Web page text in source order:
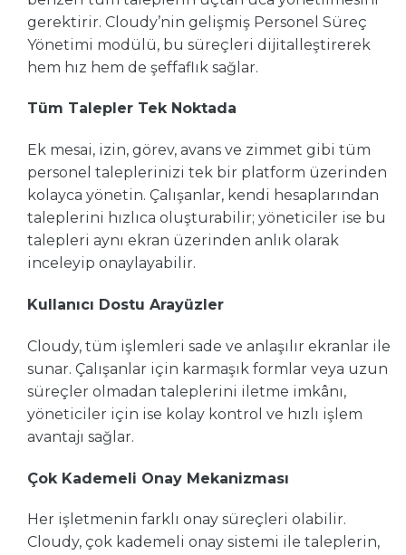
gerektirir. Cloudy’nin gelişmiş Personel Süreç
Yönetimi modülü, bu süreçleri dijitalleştirerek
hem hız hem de şeffaflık sağlar.
Tüm Talepler Tek Noktada
Ek mesai, izin, görev, avans ve zimmet gibi tüm
personel taleplerinizi tek bir platform üzerinden
kolayca yönetin. Çalışanlar, kendi hesaplarından
taleplerini hızlıca oluşturabilir; yöneticiler ise bu
talepleri aynı ekran üzerinden anlık olarak
inceleyip onaylayabilir.
Kullanıcı Dostu Arayüzler
Cloudy, tüm işlemleri sade ve anlaşılır ekranlar ile
sunar. Çalışanlar için karmaşık formlar veya uzun
süreçler olmadan taleplerini iletme imkânı,
yöneticiler için ise kolay kontrol ve hızlı işlem
avantajı sağlar.
Çok Kademeli Onay Mekanizması
Her işletmenin farklı onay süreçleri olabilir.
Cloudy, çok kademeli onay sistemi ile taleplerin,